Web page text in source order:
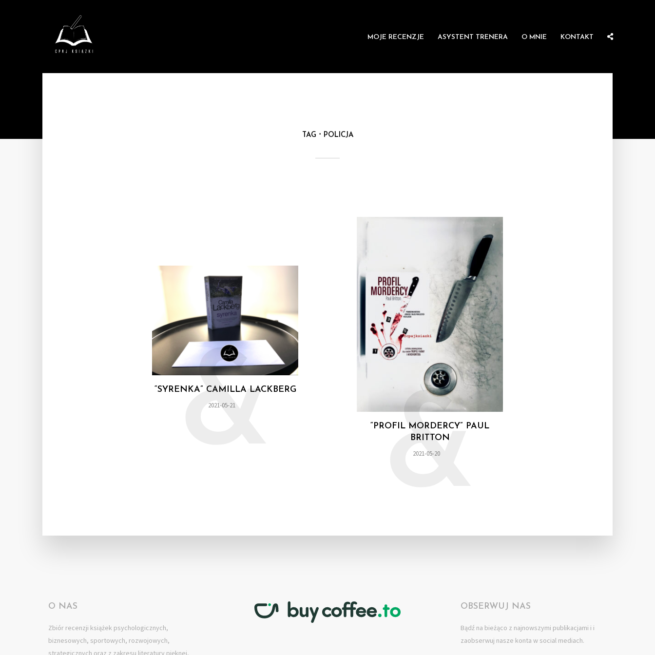
MOJE RECENZJE ASYSTENT TRENERA O MNIE KONTAKT
TAG POLICJA
“SYRENKA” CAMILLA LACKBERG
2021-05-21
&
“PROFIL MORDERCY” PAUL
BRITTON
2021-05-20
&
O NAS
Zbiór recenzji książek psychologicznych,
biznesowych, sportowych, rozwojowych,
strategicznych oraz z zakresu literatury pięknej,
OBSERWUJ NAS
Bądź na bieżąco z najnowszymi publikacjami i i
zaobserwuj nasze konta w social mediach.